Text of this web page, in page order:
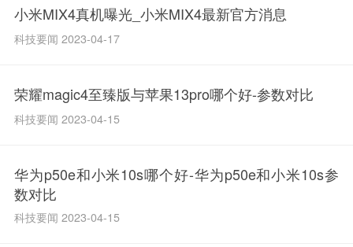
小米MIX4真机曝光_小米MIX4最新官方消息
科技要闻 2023-04-17
荣耀magic4至臻版与苹果13pro哪个好-参数对比
科技要闻 2023-04-15
华为p50e和小米10s哪个好-华为p50e和小米10s参
数对比
科技要闻 2023-04-15